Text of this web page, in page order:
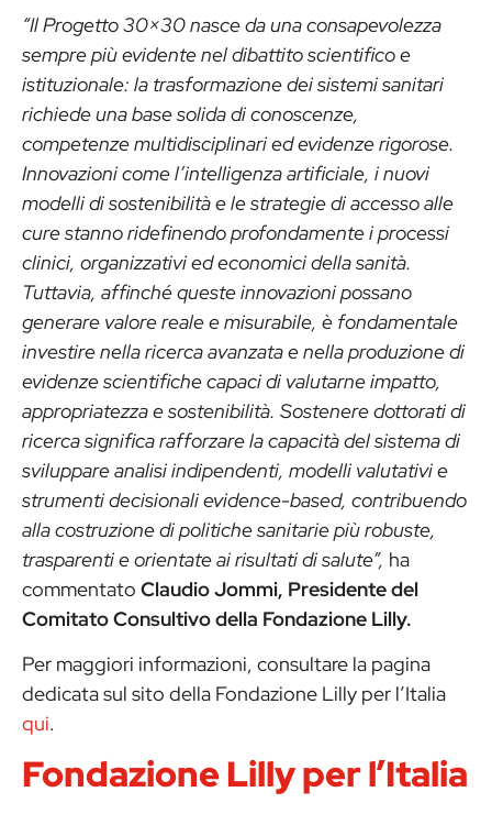
“Il Progetto 30×30 nasce da una consapevolezza
sempre più evidente nel dibattito scientifico e
istituzionale: la trasformazione dei sistemi sanitari
richiede una base solida di conoscenze,
competenze multidisciplinari ed evidenze rigorose.
Innovazioni come l’intelligenza artificiale, i nuovi
modelli di sostenibilità e le strategie di accesso alle
cure stanno ridefinendo profondamente i processi
clinici, organizzativi ed economici della sanità.
Tuttavia, affinché queste innovazioni possano
generare valore reale e misurabile, è fondamentale
investire nella ricerca avanzata e nella produzione di
evidenze scientifiche capaci di valutarne impatto,
appropriatezza e sostenibilità. Sostenere dottorati di
ricerca significa rafforzare la capacità del sistema di
sviluppare analisi indipendenti, modelli valutativi e
strumenti decisionali evidence-based, contribuendo
alla costruzione di politiche sanitarie più robuste,
trasparenti e orientate ai risultati di salute”, ha
commentato Claudio Jommi, Presidente del
Comitato Consultivo della Fondazione Lilly.
Per maggiori informazioni, consultare la pagina
dedicata sul sito della Fondazione Lilly per l’Italia
qui.
Fondazione Lilly per l’Italia